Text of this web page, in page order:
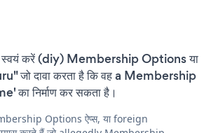
स्वयं करें (diy) Membership Options या
जो दावा करता है कि वह a Membership
निर्माण कर सकता है।
Options ऐप्स, या foreign